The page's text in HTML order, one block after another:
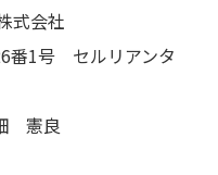
式会社
番1号 セルリアンタ
憲良